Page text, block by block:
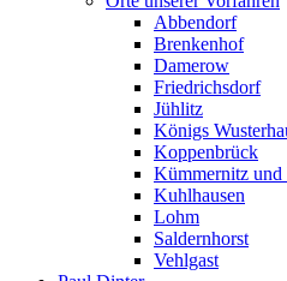
Abbendorf
Brenkenhof
Damerow
Friedrichsdorf
Jühlitz
Königs
Koppenbrück
Kümmernitz und
Kuhlhausen
Lohm
Saldernhorst
Vehlgast